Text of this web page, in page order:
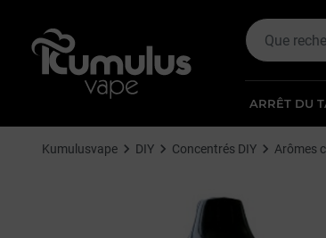
ARRÊT DU
Kumulusvape DIY Concentrés DIY Arômes